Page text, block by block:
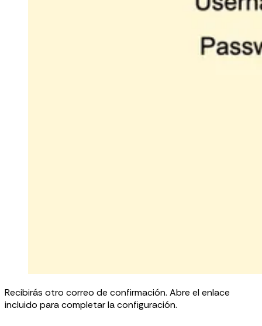
Recibirás otro correo de confirmación. Abre el enlace
incluido para completar la configuración.